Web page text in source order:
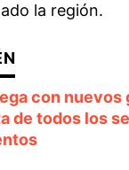
la región.
con nuevos
de todos los